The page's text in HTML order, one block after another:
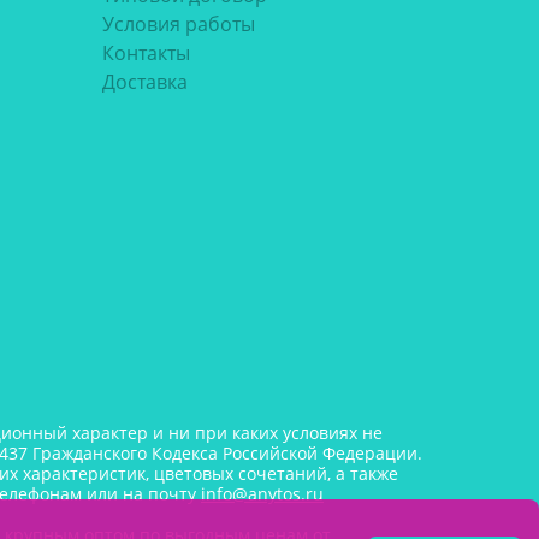
Условия работы
Контакты
Доставка
характер и ни при каких условиях не
Гражданского Кодекса Российской Федерации.
характеристик, цветовых сочетаний, а также
или на почтуinfo@anytos.ru